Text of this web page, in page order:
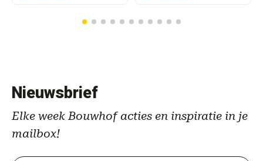
Nieuwsbrief
Elke week Bouwhof acties en inspiratie in je
mailbox!